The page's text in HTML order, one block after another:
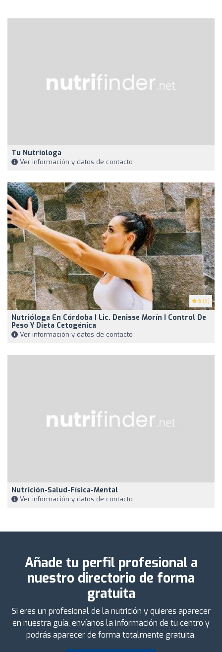
Tu Nutriologa
Ver información y datos de contacto
5 (3)
Nutrióloga En Córdoba | Lic. Denisse Morín | Control De
Peso Y Dieta Cetogénica
Ver información y datos de contacto
Nutrición-Salud-Física-Mental
Ver información y datos de contacto
Añade tu perfil profesional a
nuestro directorio de forma
gratuita
Si eres un profesional de la nutrición y quieres aparecer
en nuestra guía, envíanos la información de tu centro y
podrás aparecer de forma totalmente gratuita.